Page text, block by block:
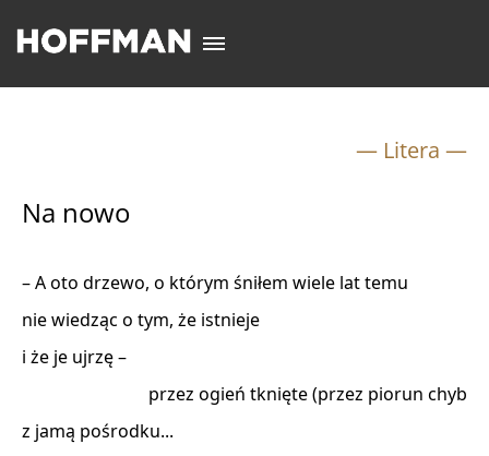
— Litera —
Na nowo
– A oto drzewo, o którym śniłem wiele lat temu
nie wiedząc o tym, że istnieje
i że je ujrzę –
                             przez ogień tknięte (przez piorun chyba)
z jamą pośrodku...